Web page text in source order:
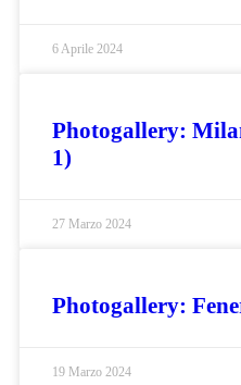
6 Aprile 2024
Photogallery:
1)
27 Marzo 2024
Photogallery:
19 Marzo 2024